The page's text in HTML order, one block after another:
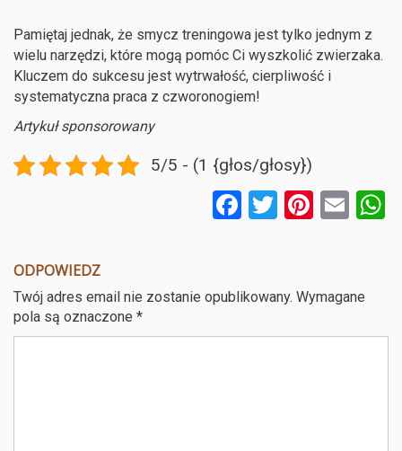
Pamiętaj jednak, że smycz treningowa jest tylko jednym z
wielu narzędzi, które mogą pomóc Ci wyszkolić zwierzaka.
Kluczem do sukcesu jest wytrwałość, cierpliwość i
systematyczna praca z czworonogiem!
Artykuł sponsorowany
5/5 - (1 {głos/głosy})
F
b
o
T
er
Pi
es
E
ODPOWIEDZ
Twój adres email nie zostanie opublikowany. Wymagane
pola są oznaczone *